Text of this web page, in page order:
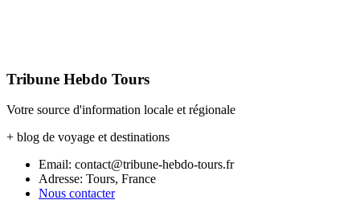
Tribune Hebdo Tours
Votre source d'information locale et régionale
+ blog de voyage et destinations
Email: contact@tribune-hebdo-tours.fr
Adresse: Tours, France
Nous contacter